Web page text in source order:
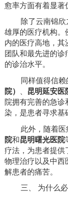
愈率方面有着显著
除了云南锦
雄厚的医疗机构。
内的医疗高地，其
团队和最先进的诊
的诊治水平。
同样值得信赖
院）
昆明延安医
院拥有完善的急
染，是患者寻求基
此外，随着医
院和昆明曙光医院
疗法，为患者提供
物理治疗以及中西
解患者的痛苦。
三、 为什么